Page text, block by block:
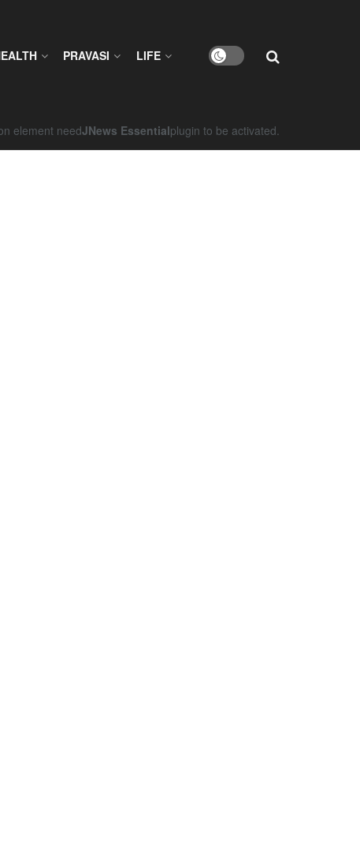
PRAVASI LIFE
element needJNews Essentialplugin to be activated.